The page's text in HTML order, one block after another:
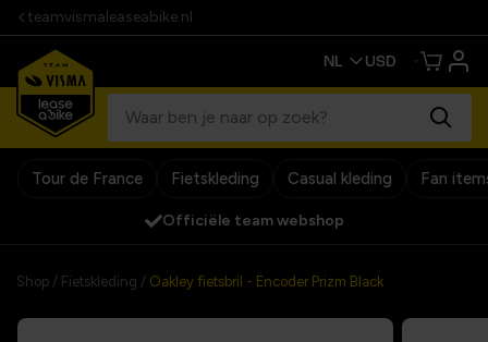
teamvismaleaseabike.nl
Tour de France Fietskleding Casual kleding Fan
Officiële team webshop
Shop / Fietskleding / Oakley fietsbril - Encoder Prizm Black